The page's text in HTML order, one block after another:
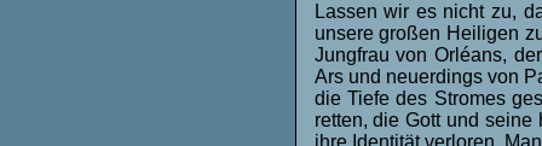
Lassen wir es nicht zu,
unsere großen Heiligen
Jungfrau von Orléans,
Ars und neuerdings von
die Tiefe des Stromes
retten, die Gott und